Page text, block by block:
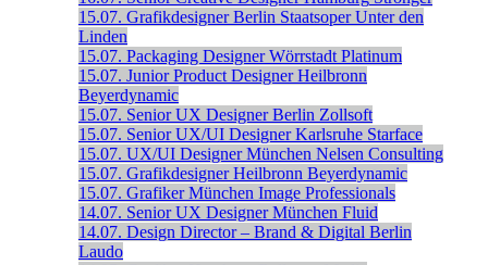
15.07. Grafikdesigner Berlin Staatsoper Unter den
Linden
15.07. Packaging Designer Wörrstadt Platinum
15.07. Junior Product Designer Heilbronn
Beyerdynamic
15.07. Senior UX Designer Berlin Zollsoft
15.07. Senior UX/UI Designer Karlsruhe Starface
15.07. UX/UI Designer München Nelsen Consulting
15.07. Grafikdesigner Heilbronn Beyerdynamic
15.07. Grafiker München Image Professionals
14.07. Senior UX Designer München Fluid
14.07. Design Director – Brand & Digital Berlin
Laudo